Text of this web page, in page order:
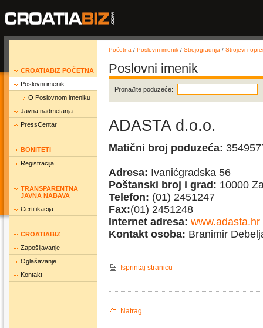
CROATIABIZ POČETNA
Poslovni imenik
O Poslovnom imeniku
Javna nadmetanja
PressCentar
BONITETI
Registracija
TRANSPARENTNA
JAVNA NABAVA
Certifikacija
CROATIABIZ
Zapošljavanje
Oglašavanje
Kontakt
Početna / Poslovni imenik / Strojogradnja / Strojevi i
Poslovni imenik
Pronađite poduzeće:
ADASTA d.o.o.
Matični broj poduzeća:
Adresa: Ivanićgradska 56
Poštanski broj i grad: 10000
Telefon: (01) 2451247
Fax:(01) 2451248
Internet adresa: www.adasta.hr
Kontakt osoba: Branimir
Isprintaj stranicu
Natrag